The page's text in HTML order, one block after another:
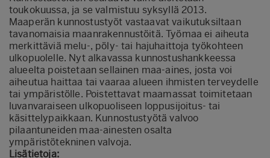
toukokuussa, ja se valmistuu syksyllä 2013.
Maaperän kunnostustyöt vastaavat vaikutuksiltaan
tavanomaisia maanrakennustöitä. Työmaa ei aiheuta
merkittäviä melu-, pöly- tai hajuhaittoja työkohteen
ulkopuolelle. Nyt alkavassa kunnostushankkeessa
alueelta poistetaan sellainen maa-aines, josta voi
aiheutua haittaa tai vaaraa alueen ihmisten terveydelle
tai ympäristölle. Poistettavat maamassat toimitetaan
luvanvaraiseen ulkopuoliseen loppusijoitus- tai
käsittelypaikkaan. Kunnostustyötä valvoo
pilaantuneiden maa-ainesten osalta
ympäristötekninen valvoja.
Lisätietoja: